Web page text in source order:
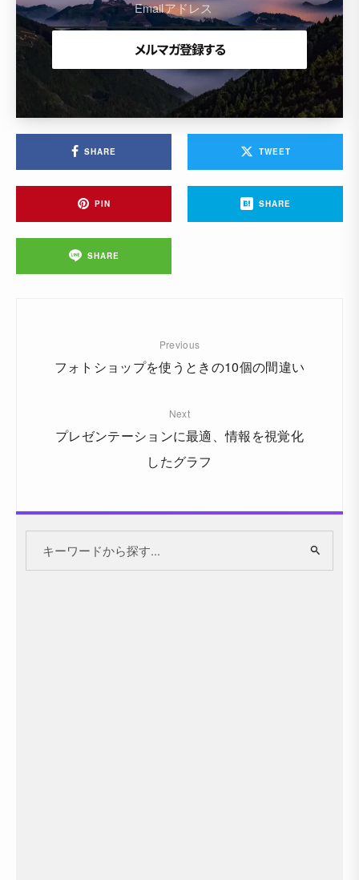
SHARE TWEET
PIN SHARE
SHARE
Previous
フォトショップを使うときの10個の間違い
Next
プレゼンテーションに最適、情報を視覚化
したグラフ